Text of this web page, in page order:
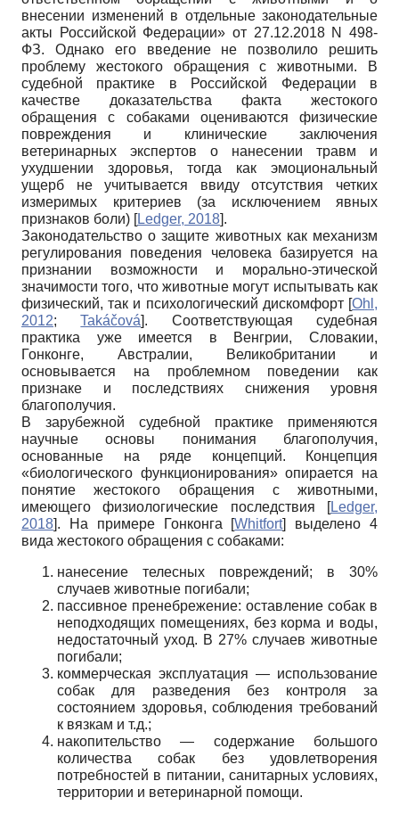
внесении изменений в отдельные законодательные
акты Российской Федерации» от 27.12.2018 N 498-
ФЗ. Однако его введение не позволило решить
проблему жестокого обращения с животными. В
судебной практике в Российской Федерации в
качестве доказательства факта жестокого
обращения с собаками оцениваются физические
повреждения и клинические заключения
ветеринарных экспертов о нанесении травм и
ухудшении здоровья, тогда как эмоциональный
ущерб не учитывается ввиду отсутствия четких
измеримых критериев (за исключением явных
признаков боли) [Ledger, 2018].
Законодательство о защите животных как механизм
регулирования поведения человека базируется на
признании возможности и морально-этической
значимости того, что животные могут испытывать как
физический, так и психологический дискомфорт [Ohl,
2012;Takáčová]. Соответствующая судебная
практика уже имеется в Венгрии, Словакии,
Гонконге, Австралии, Великобритании и
основывается на проблемном поведении как
признаке и последствиях снижения уровня
благополучия.
В зарубежной судебной практике применяются
научные основы понимания благополучия,
основанные на ряде концепций. Концепция
«биологического функционирования» опирается на
понятие жестокого обращения с животными,
имеющего физиологические последствия
[Ledger,
2018]. На примере Гонконга [Whitfort]
выделено 4
вида жестокого обращения с собаками:
нанесение телесных повреждений; в 30%
случаев животные погибали;
пассивное пренебрежение: оставление собак в
неподходящих помещениях, без корма и воды,
недостаточный уход. В 27% случаев животные
погибали;
коммерческая эксплуатация — использование
собак для разведения без контроля за
состоянием здоровья, соблюдения требований
к вязкам и т.д.;
накопительство — содержание большого
количества собак без удовлетворения
потребностей в питании, санитарных условиях,
территории и ветеринарной помощи.